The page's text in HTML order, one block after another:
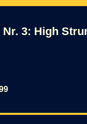
3: High